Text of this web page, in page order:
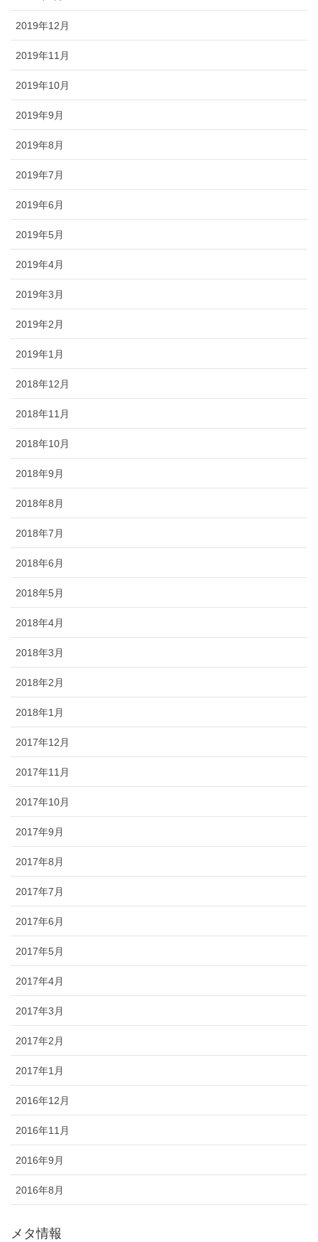
2019年12月
2019年11月
2019年10月
2019年9月
2019年8月
2019年7月
2019年6月
2019年5月
2019年4月
2019年3月
2019年2月
2019年1月
2018年12月
2018年11月
2018年10月
2018年9月
2018年8月
2018年7月
2018年6月
2018年5月
2018年4月
2018年3月
2018年2月
2018年1月
2017年12月
2017年11月
2017年10月
2017年9月
2017年8月
2017年7月
2017年6月
2017年5月
2017年4月
2017年3月
2017年2月
2017年1月
2016年12月
2016年11月
2016年9月
2016年8月
メタ情報